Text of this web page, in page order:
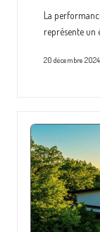
La
représente un
20 décembre 2024